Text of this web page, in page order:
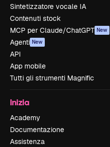
Sintetizzatore vocale IA
Contenuti stock
MCP per Claude/ChatGPT New
Agenti New
API
App mobile
Tutti gli strumenti Magnific
Inizia
Academy
Documentazione
Assistenza